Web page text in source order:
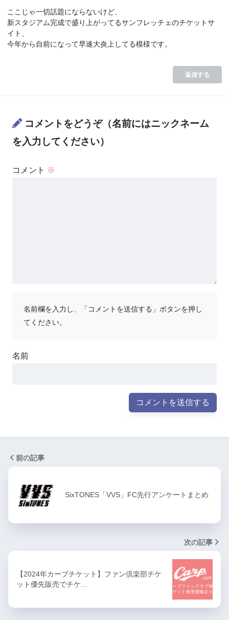
ここじゃ一切話題にならないけど、
新スタジアム完成で盛り上がってるサンフレッチェのチケットサ
イト、
今年から自前になって早速大炎上してる模様です。
返信する
コメントをどうぞ（名前にはニックネーム
を入力してください）
コメント ※
名前欄を入力し、「コメントを送信する」ボタンを押し
てください。
名前
前の記事
SixTONES「VVS」FC先行アンケートまとめ
次の記事
【2024年カープチケット】ファン倶楽部チケ
ット優先販売でチケ…